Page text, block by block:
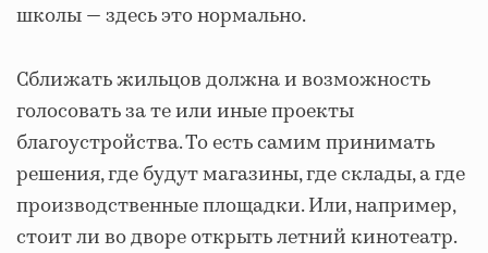
школы — здесь это нормально.
Сближать жильцов должна и возможность
голосовать за те или иные проекты
благоустройства. То есть самим принимать
решения, где будут магазины, где склады, а где
производственные площадки. Или, например,
стоит ли во дворе открыть летний кинотеатр.